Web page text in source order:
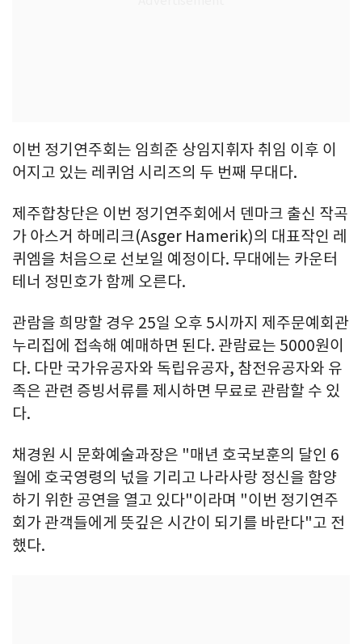
이번 정기연주회는 임희준 상임지휘자 취임 이후 이
어지고 있는 레퀴엄 시리즈의 두 번째 무대다.
제주합창단은 이번 정기연주회에서 덴마크 출신 작곡
가 아스거 하메리크(Asger Hamerik)의 대표작인 레
퀴엠을 처음으로 선보일 예정이다. 무대에는 카운터
테너 정민호가 함께 오른다.
관람을 희망할 경우 25일 오후 5시까지 제주문예회관
누리집에 접속해 예매하면 된다. 관람료는 5000원이
다. 다만 국가유공자와 독립유공자, 참전유공자와 유
족은 관련 증빙서류를 제시하면 무료로 관람할 수 있
다.
채경원 시 문화예술과장은 "매년 호국보훈의 달인 6
월에 호국영령의 넋을 기리고 나라사랑 정신을 함양
하기 위한 공연을 열고 있다"이라며 "이번 정기연주
회가 관객들에게 뜻깊은 시간이 되기를 바란다"고 전
했다.